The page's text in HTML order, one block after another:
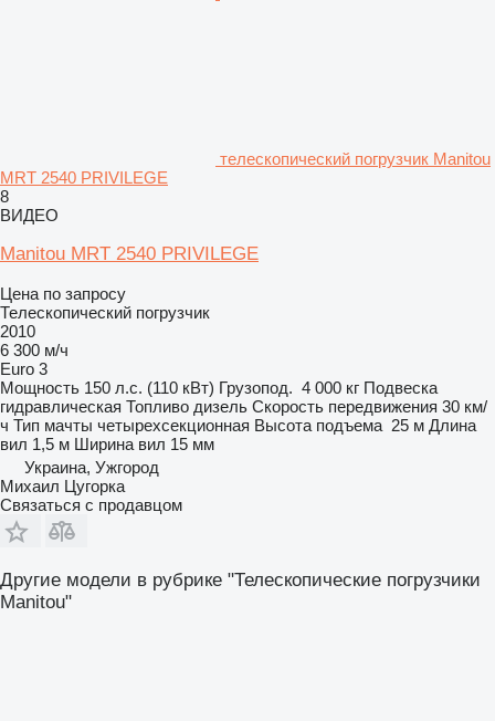
телескопический погрузчик Manitou
MRT 2540 PRIVILEGE
8
ВИДЕО
Manitou MRT 2540 PRIVILEGE
Цена по запросу
Телескопический погрузчик
2010
6 300 м/ч
Euro 3
Мощность 150 л.с. (110 кВт) Грузопод. 4 000 кг Подвеска
гидравлическая Топливо дизель Скорость передвижения 30 км/
ч Тип мачты четырехсекционная Высота подъема 25 м Длина
вил 1,5 м Ширина вил 15 мм
Украина, Ужгород
Михаил Цугорка
Связаться с продавцом
Другие модели в рубрике "Телескопические погрузчики
Manitou"